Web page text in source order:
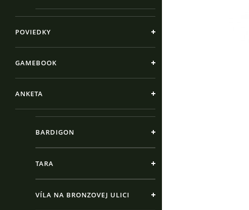
POVIEDKY
GAMEBOOK
ANKETA
BARDIGON
TARA
VÍLA NA BRONZOVEJ ULICI